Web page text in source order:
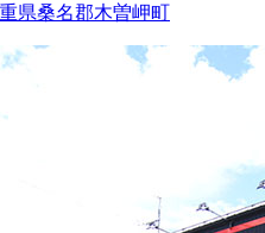
県桑名郡木曽岬町